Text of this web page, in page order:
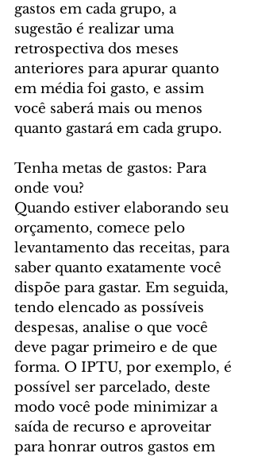
gastos em cada grupo, a
sugestão é realizar uma
retrospectiva dos meses
anteriores para apurar quanto
em média foi gasto, e assim
você saberá mais ou menos
quanto gastará em cada grupo.
Tenha metas de gastos: Para
onde vou?
Quando estiver elaborando seu
orçamento, comece pelo
levantamento das receitas, para
saber quanto exatamente você
dispõe para gastar. Em seguida,
tendo elencado as possíveis
despesas, analise o que você
deve pagar primeiro e de que
forma. O IPTU, por exemplo, é
possível ser parcelado, deste
modo você pode minimizar a
saída de recurso e aproveitar
para honrar outros gastos em